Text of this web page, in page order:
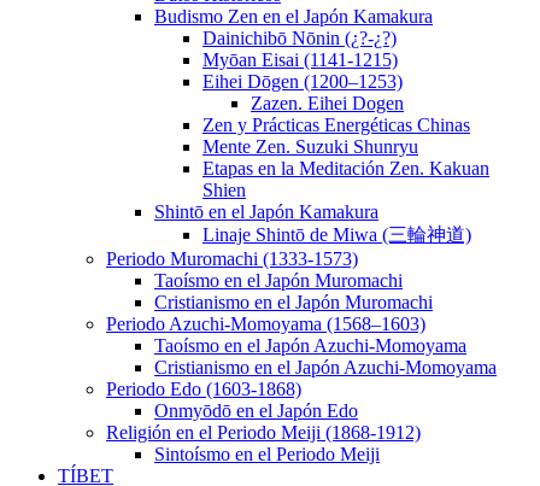
Budismo Zen en el Japón Kamakura
Dainichibō Nōnin (¿?-¿?)
Myōan Eisai (1141-1215)
Eihei Dōgen (1200–1253)
Zazen. Eihei Dogen
Zen y Prácticas Energéticas Chinas
Mente Zen. Suzuki Shunryu
Etapas en la Meditación Zen. Kakuan
Shien
Shintō en el Japón Kamakura
Linaje Shintō de Miwa (三輪神道)
Periodo Muromachi (1333-1573)
Taoísmo en el Japón Muromachi
Cristianismo en el Japón Muromachi
Periodo Azuchi-Momoyama (1568–1603)
Taoísmo en el Japón Azuchi-Momoyama
Cristianismo en el Japón Azuchi-Momoyama
Periodo Edo (1603-1868)
Onmyōdō en el Japón Edo
Religión en el Periodo Meiji (1868-1912)
Sintoísmo en el Periodo Meiji
TÍBET